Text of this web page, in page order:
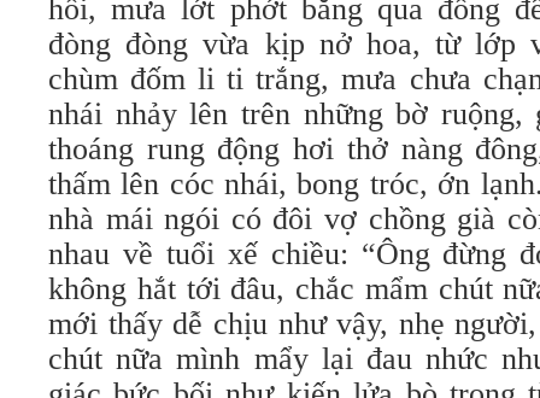
hồi, mưa lớt phớt băng qua đồng
đòng đòng vừa kịp nở hoa, từ lớp
chùm đốm li ti trắng, mưa chưa
nhái nhảy lên trên những bờ ruộng,
thoáng rung động hơi thở nàng
thấm lên cóc nhái, bong tróc, ớn
nhà mái ngói có đôi vợ chồng già
nhau về tuổi xế chiều: “Ông đừng
không hắt tới đâu, chắc mẩm chút
mới thấy dễ chịu như vậy, nhẹ
chút nữa mình mẩy lại đau nhức